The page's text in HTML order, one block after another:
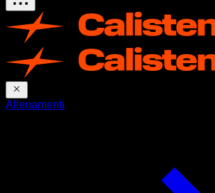
Allenamenti